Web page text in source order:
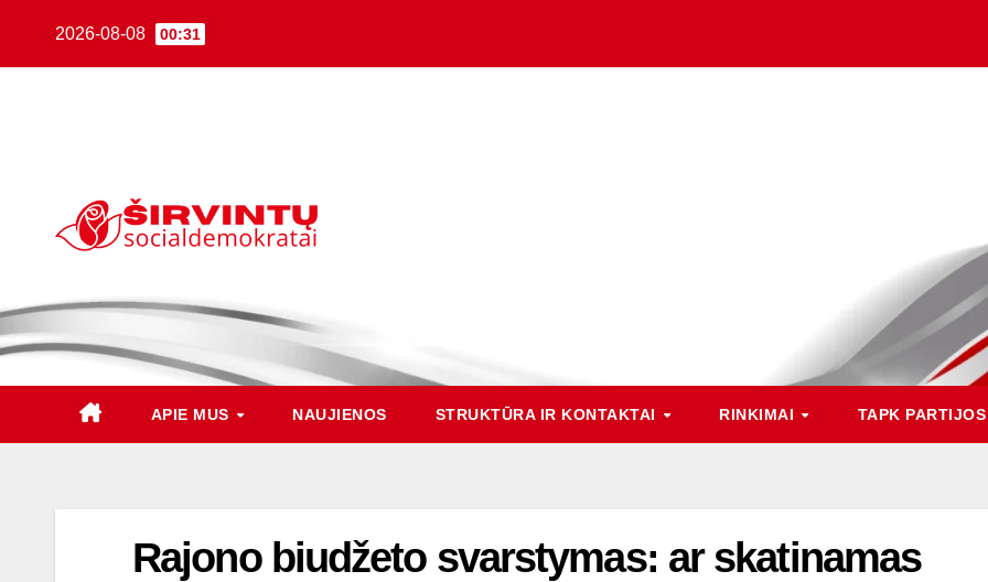
2026-08-08 00:31
APIE MUS NAUJIENOS STRUKTŪRA IR KONTAKTAI RINKIMAI TAPK
Rajono biudžeto svarstymas: ar skatinamas